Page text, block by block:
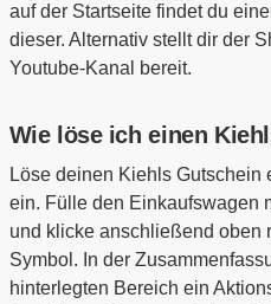
auf der Startseite findet du
dieser. Alternativ stellt dir der
Youtube-Kanal bereit.
Wie löse ich einen
Löse deinen Kiehls Gutschein
ein. Fülle den Einkaufswagen
und klicke anschließend oben
Symbol. In der
hinterlegten Bereich ein